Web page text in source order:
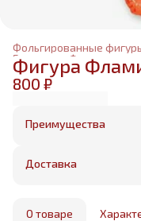
Фольгированные
Главная
Фигура
800 ₽
Преимущества
Оплата частями в
Бесплатная
маркетплейса
Доставка
О товаре